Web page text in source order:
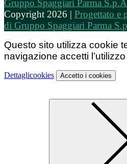
Copyright 2026 | Progettato e
di Gruppo Spaggiari Parma
Questo sito utilizza cookie
navigazione accetti
Dettaglicookies Accetto i cookies